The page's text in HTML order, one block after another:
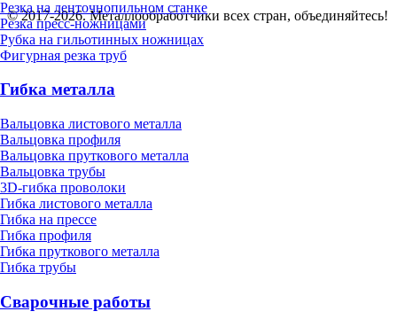
Резка на ленточнопильном станке
Резка пресс-ножницами
Рубка на гильотинных ножницах
Фигурная резка труб
Гибка металла
Вальцовка листового металла
Вальцовка профиля
Вальцовка пруткового металла
Вальцовка трубы
3D-гибка проволоки
Гибка листового металла
Гибка на прессе
Гибка профиля
Гибка пруткового металла
Гибка трубы
Сварочные работы
© 2017-2026. Металлообработчики всех стран, объединяйтесь!